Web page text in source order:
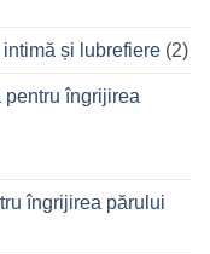
și lubrefiere (2)
îngrijirea
îngrijirea părului